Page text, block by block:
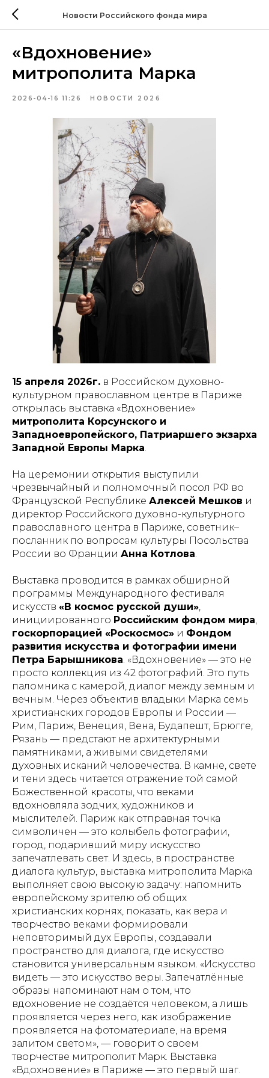
Новости Российского фонда мира
«Вдохновение»
митрополита Марка
2026-04-16 11:26 НОВОСТИ 2026
15 апреля 2026г. в Российском духовно-
культурном православном центре в Париже
открылась выставка «Вдохновение»
митрополита Корсунского и
Западноевропейского, Патриаршего экзарха
Западной Европы Марка.
На церемонии открытия выступили
чрезвычайный и полномочный посол РФ во
Французской Республике Алексей Мешков и
директор Российского духовно-культурного
православного центра в Париже, советник–
посланник по вопросам культуры Посольства
России во Франции Анна Котлова.
Выставка проводится в рамках обширной
программы Международного фестиваля
искусств «В космос русской души»,
инициированного Российским фондом мира,
госкорпорацией «Роскосмос» и Фондом
развития искусства и фотографии имени
Петра Барышникова. «Вдохновение» — это не
просто коллекция из 42 фотографий. Это путь
паломника с камерой, диалог между земным и
вечным. Через объектив владыки Марка семь
христианских городов Европы и России —
Рим, Париж, Венеция, Вена, Будапешт, Брюгге,
Рязань — предстают не архитектурными
памятниками, а живыми свидетелями
духовных исканий человечества. В камне, свете
и тени здесь читается отражение той самой
Божественной красоты, что веками
вдохновляла зодчих, художников и
мыслителей. Париж как отправная точка
символичен — это колыбель фотографии,
город, подаривший миру искусство
запечатлевать свет. И здесь, в пространстве
диалога культур, выставка митрополита Марка
выполняет свою высокую задачу: напомнить
европейскому зрителю об общих
христианских корнях, показать, как вера и
творчество веками формировали
неповторимый дух Европы, создавали
пространство для диалога, где искусство
становится универсальным языком. «Искусство
видеть — это искусство веры. Запечатлённые
образы напоминают нам о том, что
вдохновение не создаётся человеком, а лишь
проявляется через него, как изображение
проявляется на фотоматериале, на время
залитом светом», — говорит о своем
творчестве митрополит Марк. Выставка
«Вдохновение» в Париже — это первый шаг.